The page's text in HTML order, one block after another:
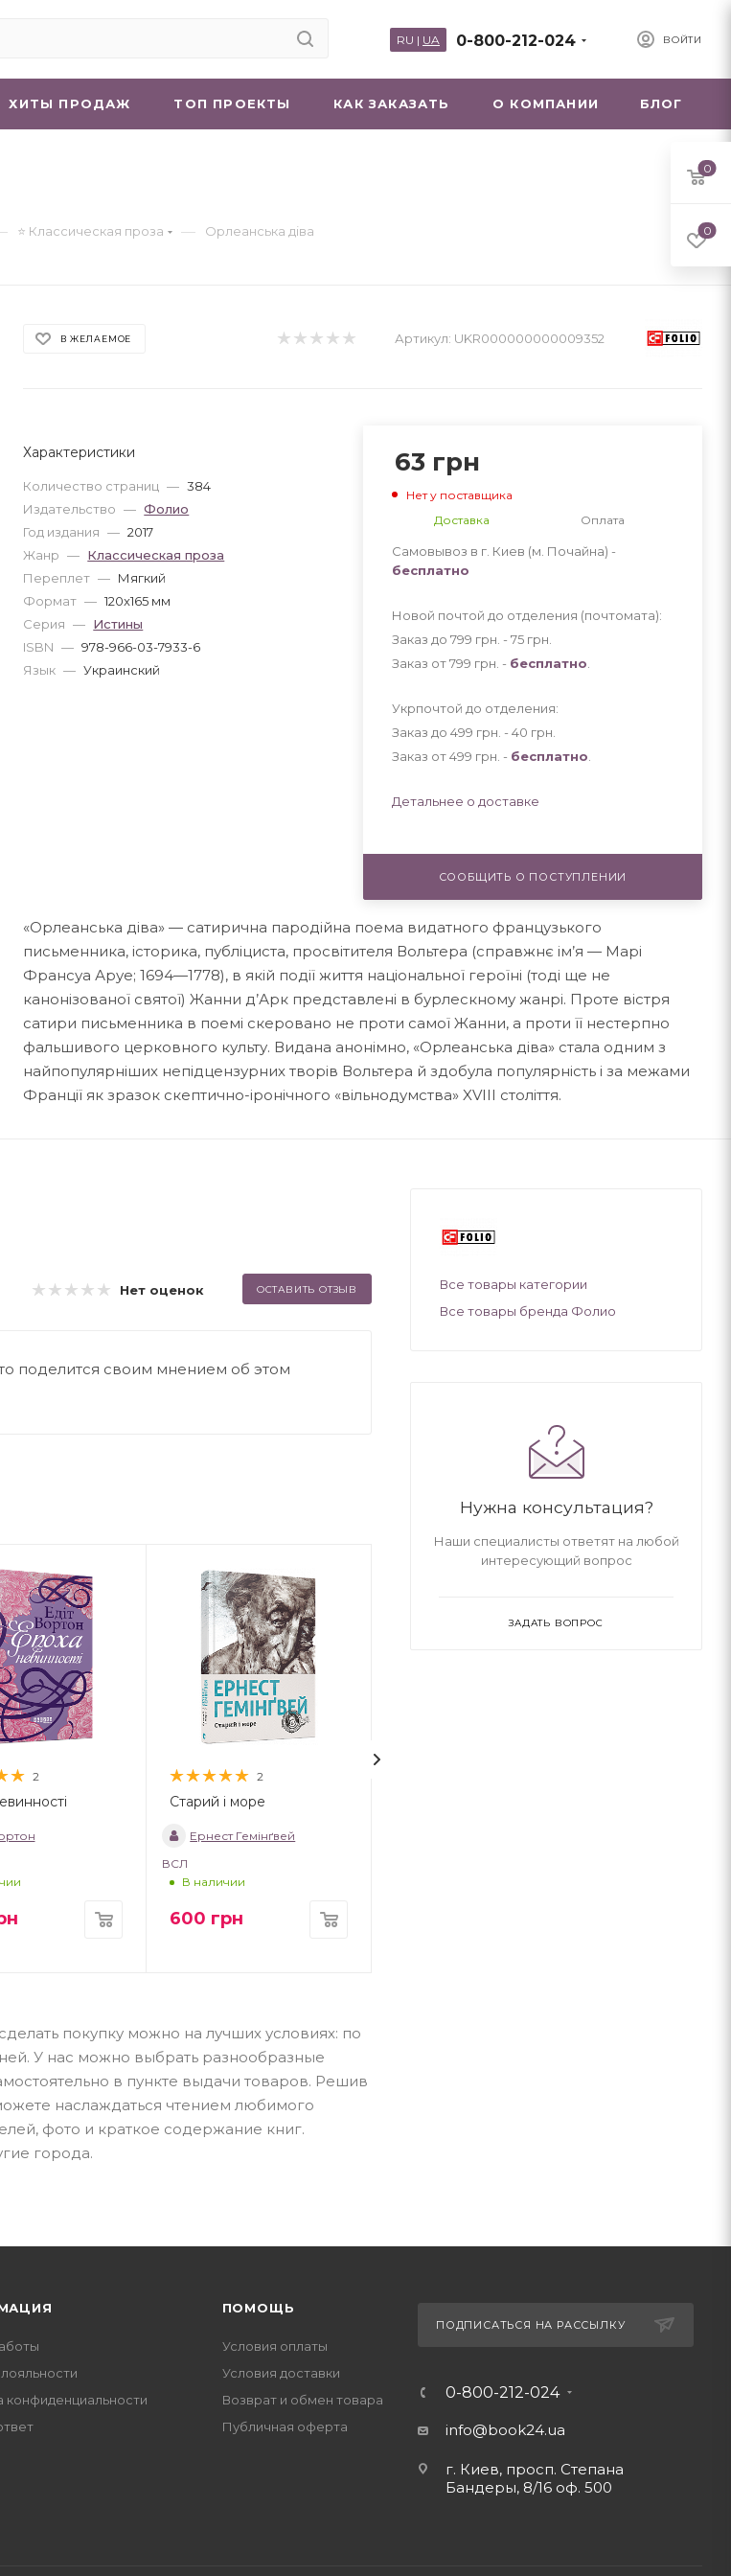
ВОЙТИ
0-800-212-024
RU | UA
ХИТЫ ПРОДАЖ ТОП ПРОЕКТЫ КАК ЗАКАЗАТЬ О КОМПАНИИ БЛОГ
⭐ Классическая проза — Орлеанська діва
В ЖЕЛАЕМОЕ Артикул: UKR000000000009352
Характеристики
Количество страниц — 384
Издательство — Фолио
Год издания — 2017
Жанр — Классическая проза
Переплет — Мягкий
Формат — 120x165 мм
Серия — Истины
ISBN — 978-966-03-7933-6
Язык — Украинский
63 грн
Нет у поставщика
Доставка
Оплата
Самовывоз в г. Киев (м. Почайна) -
бесплатно
Новой почтой до отделения (почтомата):
Заказ до 799 грн. - 75 грн
Заказ от 799 грн. - бесплатно
Укрпочтой до отделения:
Заказ до 499 грн. - 40 грн
Заказ от 499 грн. - бесплатно
Детальнее о доставке
СООБЩИТЬ О ПОСТУПЛЕНИИ
«Орлеанська діва» — сатирична пародійна поема видатного французького
письменника, історика, публіциста, просвітителя Вольтера (справжнє ім’я — Марі
Франсуа Аруе; 1694—1778), в якій події життя національної героїні (тоді ще не
канонізованої святої) Жанни д’Арк представлені в бурлескному жанрі. Проте вістря
сатири письменника в поемі скеровано не проти самої Жанни, а проти її нестерпно
фальшивого церковного культу. Видана анонімно, «Орлеанська діва» стала одним з
найпопулярніших непідцензурних творів Вольтера й здобула популярність і за межами
Франції як зразок скептично-іронічного «вільнодумства» XVIII століття.
Нет оценок ОСТАВИТЬ ОТЗЫВ
поделится своим мнением об этом
2 2
Старий і море
Ернест Гемінґвей
ВСЛ
В наличии
600 грн
покупку можно на лучших условиях: по
У нас можно выбрать разнообразные
в пункте выдачи товаров. Решив
наслаждаться чтением любимого
фото и краткое содержание книг.
города.
Все товары категории
Все товары бренда Фолио
Нужна консультация?
Наши специалисты ответят на любой
интересующий вопрос
ЗАДАТЬ ВОПРОС
конфиденциальности
ПОМОЩЬ
Условия оплаты
Условия доставки
Возврат и обмен товара
Публичная оферта
ПОДПИСАТЬСЯ НА РАССЫЛКУ
0-800-212-024
info@book24.ua
г. Киев, просп. Степана
Бандеры, 8/16 оф. 500
0
0